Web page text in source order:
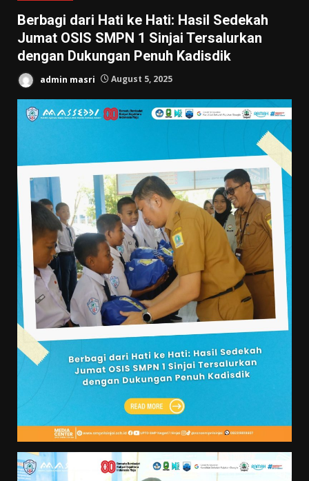
Berbagi dari Hati ke Hati: Hasil Sedekah
Jumat OSIS SMPN 1 Sinjai Tersalurkan
dengan Dukungan Penuh Kadisdik
admin masri August 5, 2025